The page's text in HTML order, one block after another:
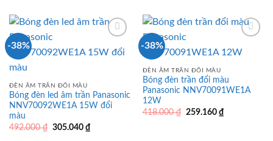
-38%
ĐÈN ÂM TRẦN ĐỔI MÀU
Bóng đèn led âm trần Panasonic
NNV70092WE1A 15W đổi
màu
492.000₫ Giá
305.040 ₫Giá
hiện
-38%
ĐÈN ÂM TRẦN ĐỔI MÀU
Bóng đèn trần đổi màu
Panasonic NNV70091WE1A
12W
418.000₫ Giá
259.160 ₫Giá
hiện